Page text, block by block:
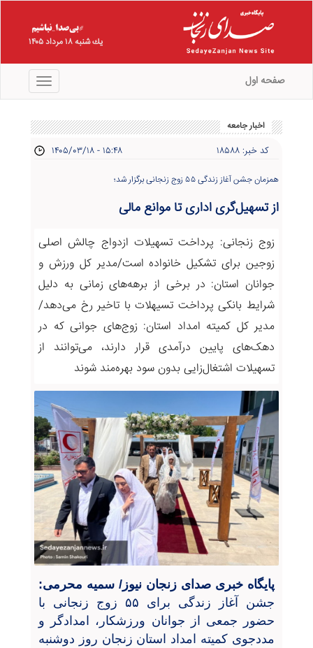
يك شنبه ۱۸ مرداد ۱۴۰۵
منو صفحه اول
اخبار جامعه
کد خبر: ۱۸۵۸۸ ۱۴۰۵/۰۳/۱۸ - ۱۵:۴۸
همزمان جشن آغاز زندگی ۵۵ زوج زنجانی برگزار شد؛
از تسهیل‌گری اداری تا موانع مالی
زوج زنجانی: پرداخت تسهیلات ازدواج چالش اصلی
زوجین برای تشکیل خانواده است/مدیر کل ورزش و
جوانان استان: در برخی از برهه‌های زمانی به دلیل
شرایط بانکی پرداخت تسیهلات با تاخیر رخ می‌دهد/
مدیر کل کمیته امداد استان: زوج‌های جوانی که در
دهک‌های پایین درآمدی قرار دارند، می‌توانند از
تسهیلات اشتغال‌زایی بدون سود بهره‌مند شوند
پایگاه خبری صدای زنجان نیوز/ سمیه محرمی:
جشن آغاز زندگی برای ۵۵ زوج زنجانی با
حضور جمعی از جوانان ورزشکار، امدادگر و
مددجوی کمیته امداد استان زنجان روز دوشنبه